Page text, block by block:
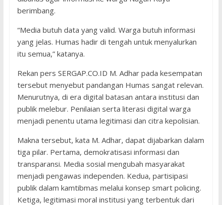
berimbang.
“Media butuh data yang valid. Warga butuh informasi
yang jelas. Humas hadir di tengah untuk menyalurkan
itu semua,” katanya.
Rekan pers SERGAP.CO.ID M. Adhar pada kesempatan
tersebut menyebut pandangan Humas sangat relevan.
Menurutnya, di era digital batasan antara institusi dan
publik melebur. Penilaian serta literasi digital warga
menjadi penentu utama legitimasi dan citra kepolisian.
Makna tersebut, kata M. Adhar, dapat dijabarkan dalam
tiga pilar. Pertama, demokratisasi informasi dan
transparansi. Media sosial mengubah masyarakat
menjadi pengawas independen. Kedua, partisipasi
publik dalam kamtibmas melalui konsep smart policing.
Ketiga, legitimasi moral institusi yang terbentuk dari